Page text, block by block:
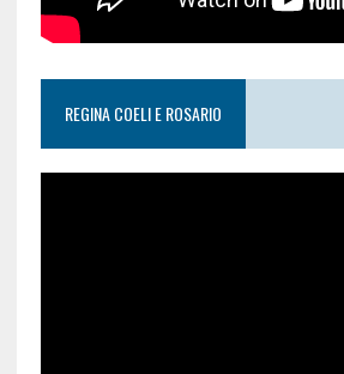
REGINA COELI E ROSARIO